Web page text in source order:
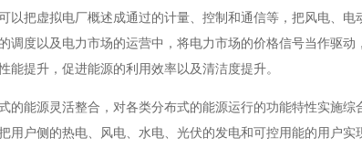
以把虚拟电厂概述成通过的计量、控制和通信等，把风电、电
调度以及电力市场的运营中，将电力市场的价格信号当作驱动
提升，促进能源的利用效率以及清洁度提升。
的能源灵活整合，对各类分布式的能源运行的功能特性实施综
用户侧的热电、风电、水电、光伏的发电和可控用能的用户实